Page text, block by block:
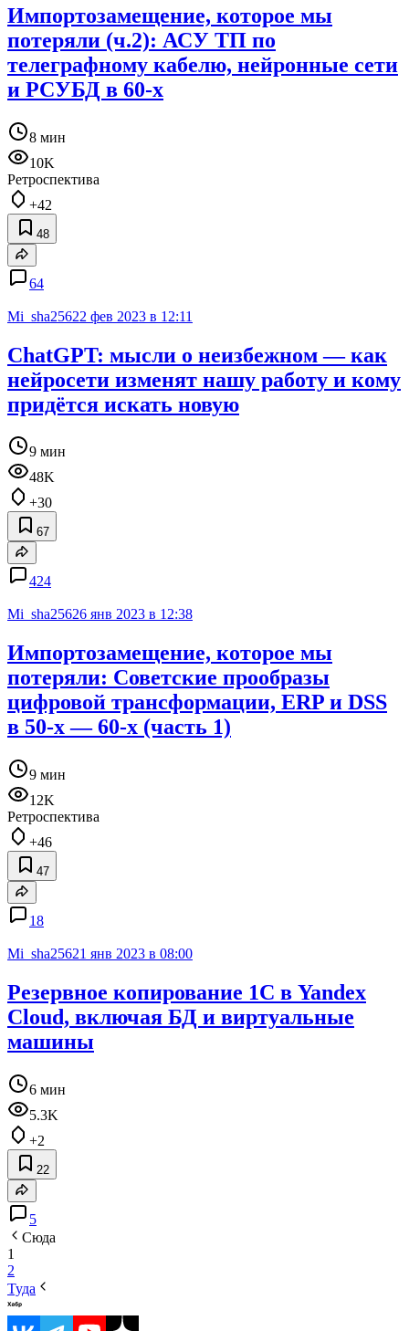
Импортозамещение, которое мы
потеряли (ч.2): АСУ ТП по
телеграфному кабелю, нейронные сети
и РСУБД в 60-х
8 мин
10K
Ретроспектива
+42
48
64
Mi_sha25622 фев 2023 в 12:11
ChatGPT: мысли о неизбежном — как
нейросети изменят нашу работу и кому
придётся искать новую
9 мин
48K
+30
67
424
Mi_sha25626 янв 2023 в 12:38
Импортозамещение, которое мы
потеряли: Советские прообразы
цифровой трансформации, ERP и DSS
в 50-х — 60-х (часть 1)
9 мин
12K
Ретроспектива
+46
47
18
Mi_sha25621 янв 2023 в 08:00
Резервное копирование 1С в Yandex
Cloud, включая БД и виртуальные
машины
6 мин
5.3K
+2
22
5
Сюда
1
2
Туда